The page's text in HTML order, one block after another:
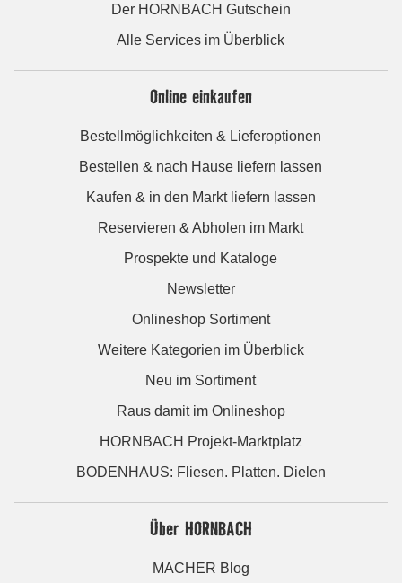
Der HORNBACH Gutschein
Alle Services im Überblick
Online einkaufen
Bestellmöglichkeiten & Lieferoptionen
Bestellen & nach Hause liefern lassen
Kaufen & in den Markt liefern lassen
Reservieren & Abholen im Markt
Prospekte und Kataloge
Newsletter
Onlineshop Sortiment
Weitere Kategorien im Überblick
Neu im Sortiment
Raus damit im Onlineshop
HORNBACH Projekt-Marktplatz
BODENHAUS: Fliesen. Platten. Dielen
Über HORNBACH
MACHER Blog